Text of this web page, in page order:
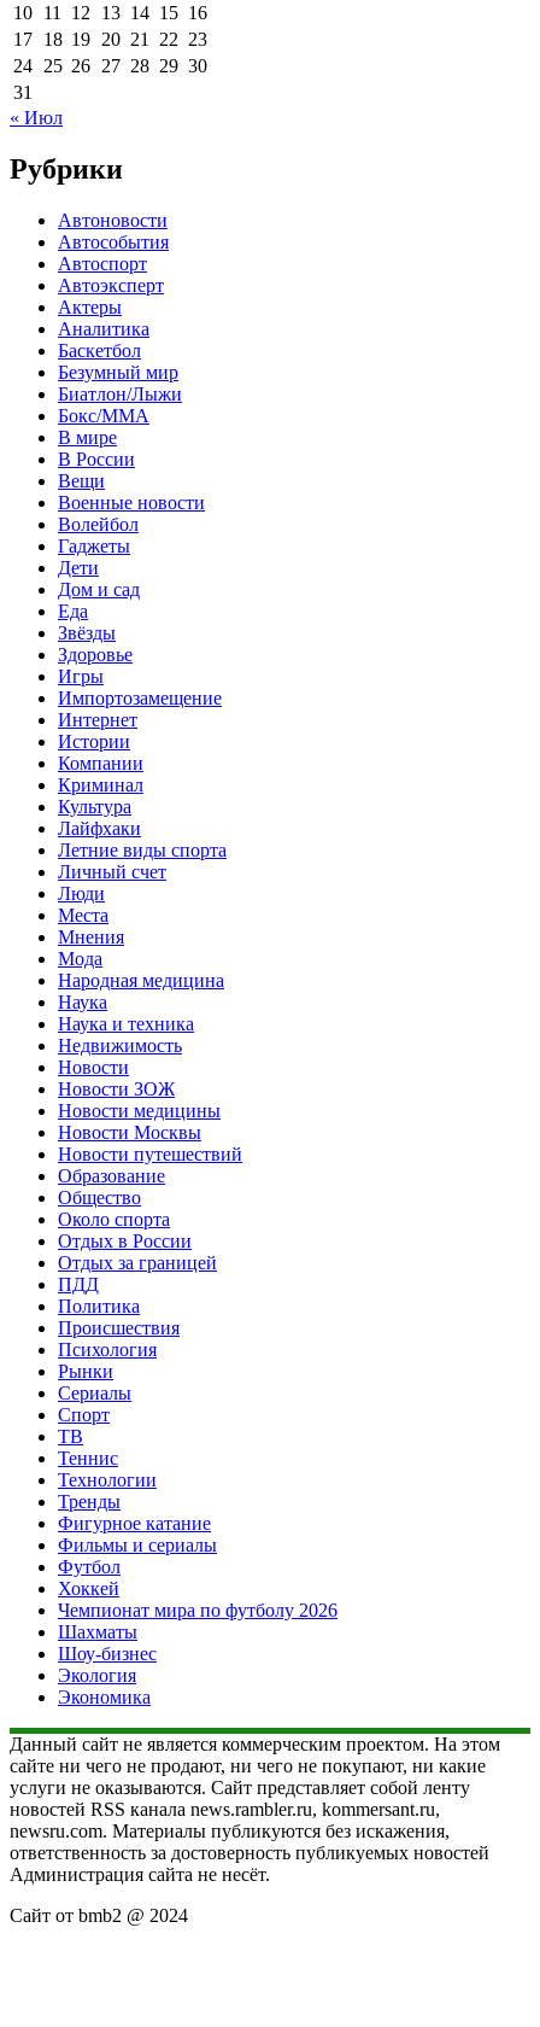
10 11 12 13 14 15 16
17 18 19 20 21 22 23
24 25 26 27 28 29 30
31
« Июл
Рубрики
Автоновости
Автособытия
Автоспорт
Автоэксперт
Актеры
Аналитика
Баскетбол
Безумный мир
Биатлон/Лыжи
Бокс/MMA
В мире
В России
Вещи
Военные новости
Волейбол
Гаджеты
Дети
Дом и сад
Еда
Звёзды
Здоровье
Игры
Импортозамещение
Интернет
Истории
Компании
Криминал
Культура
Лайфхаки
Летние виды спорта
Личный счет
Люди
Места
Мнения
Мода
Народная медицина
Наука
Наука и техника
Недвижимость
Новости
Новости ЗОЖ
Новости медицины
Новости Москвы
Новости путешествий
Образование
Общество
Около спорта
Отдых в России
Отдых за границей
ПДД
Политика
Происшествия
Психология
Рынки
Сериалы
Спорт
ТВ
Теннис
Технологии
Тренды
Фигурное катание
Фильмы и сериалы
Футбол
Хоккей
Чемпионат мира по футболу 2026
Шахматы
Шоу-бизнес
Экология
Экономика
Данный сайт не является коммерческим проектом. На этом
сайте ни чего не продают, ни чего не покупают, ни какие
услуги не оказываются. Сайт представляет собой ленту
новостей RSS канала news.rambler.ru, kommersant.ru,
newsru.com. Материалы публикуются без искажения,
ответственность за достоверность публикуемых новостей
Администрация сайта не несёт.
Сайт от bmb2 @ 2024